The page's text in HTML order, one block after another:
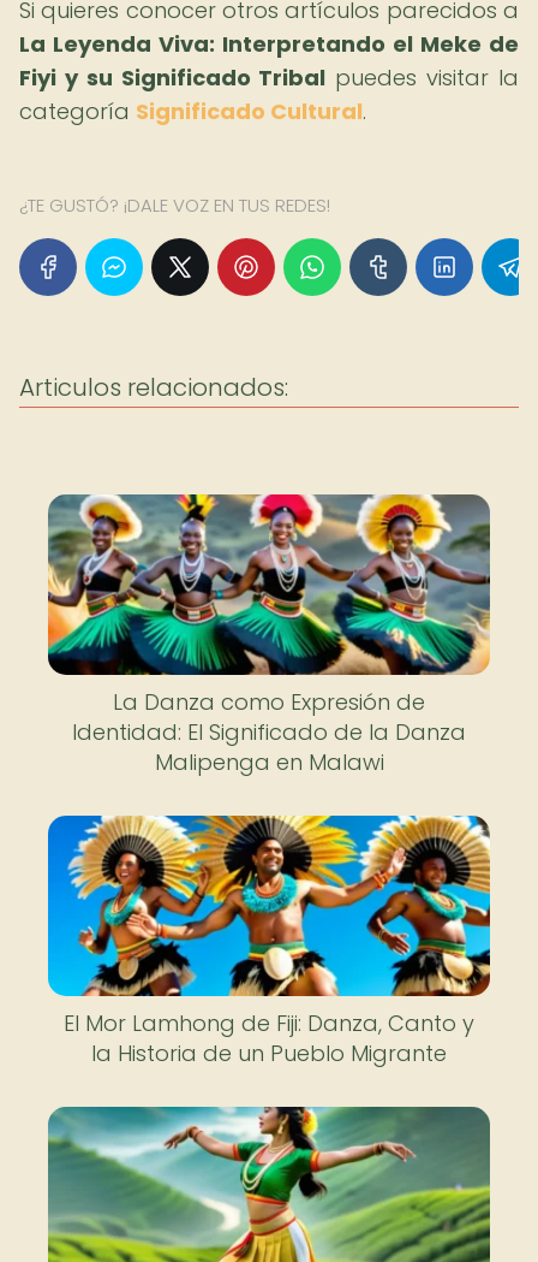
Si quieres conocer otros artículos parecidos a
La Leyenda Viva: Interpretando el Meke de
Fiyi y su Significado Tribal puedes visitar la
categoría Significado Cultural.
¿TE GUSTÓ? ¡DALE VOZ EN TUS REDES!
Articulos relacionados:
La Danza como Expresión de
Identidad: El Significado de la Danza
Malipenga en Malawi
El Mor Lamhong de Fiji: Danza, Canto y
la Historia de un Pueblo Migrante